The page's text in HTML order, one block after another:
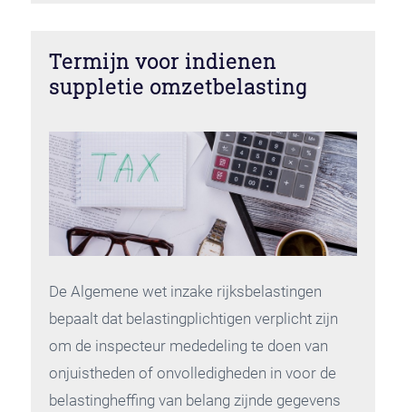
Termijn voor indienen
suppletie omzetbelasting
De Algemene wet inzake rijksbelastingen
bepaalt dat belastingplichtigen verplicht zijn
om de inspecteur mededeling te doen van
onjuistheden of onvolledigheden in voor de
belastingheffing van belang zijnde gegevens